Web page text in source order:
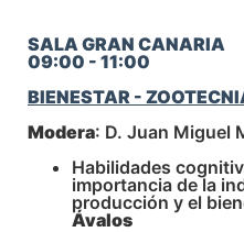
SALA GRAN CANARIA
09:00 - 11:00
BIENESTAR -
Modera: D. Juan Miguel
Habilidades
importancia de la
producción y el
Ávalos